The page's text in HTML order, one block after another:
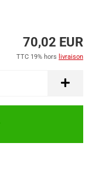
70,02 EUR
TTC 19% hors livraison